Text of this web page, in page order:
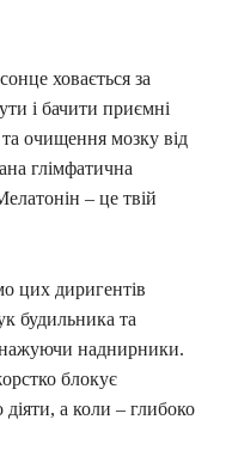
ховається за
і бачити приємні
очищення мозку від
глімфатична
– це твій
цих диригентів
будильника та
наднирники.
блокує
діяти, а коли – глибоко